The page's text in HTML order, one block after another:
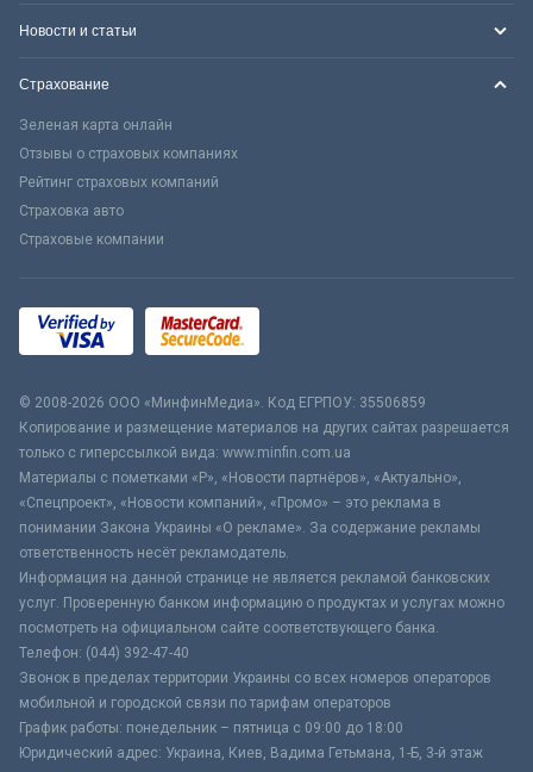
Новости и статьи
Страхование
Зеленая карта онлайн
Отзывы о страховых компаниях
Рейтинг страховых компаний
Страховка авто
Страховые компании
© 2008-2026 ООО «МинфинМедиа». Код ЕГРПОУ: 35506859
Копирование и размещение материалов на других сайтах разрешается
только с гиперссылкой вида: www.minfin.com.ua
Материалы с пометками «Р», «Новости партнёров», «Актуально»,
«Спецпроект», «Новости компаний», «Промо» – это реклама в
понимании Закона Украины «О рекламе». За содержание рекламы
ответственность несёт рекламодатель.
Информация на данной странице не является рекламой банковских
услуг. Проверенную банком информацию о продуктах и услугах можно
посмотреть на официальном сайте соответствующего банка.
Телефон: (044) 392-47-40
Звонок в пределах территории Украины со всех номеров операторов
мобильной и городской связи по тарифам операторов
График работы: понедельник – пятница с 09:00 до 18:00
Юридический адрес: Украина, Киев, Вадима Гетьмана, 1-Б, 3-й этаж